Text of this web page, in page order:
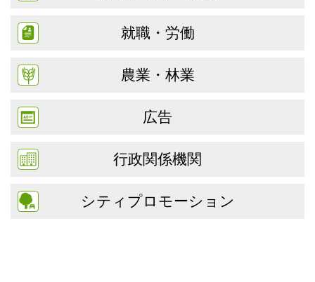
就職・労働
農業・林業
広告
行政関係機関
シティプロモーション